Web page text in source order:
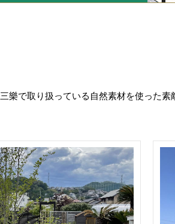
三樂で取り扱っている自然素材を使った素